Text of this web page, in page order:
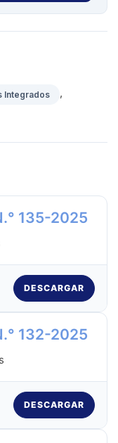
Integrados
135-2025
DESCARGAR
132-2025
DESCARGAR